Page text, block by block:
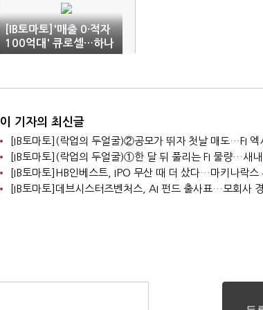
[IB토마토]'매출 0·적자
100억대' 큐로셀…하나
벤처스는 100억 베팅
이 기자의 최신글